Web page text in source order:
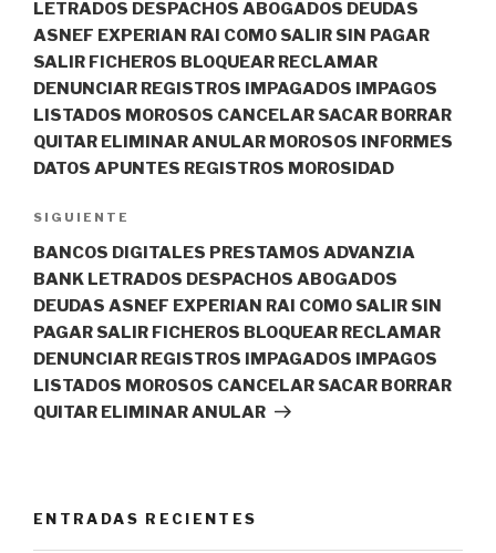
LETRADOS DESPACHOS ABOGADOS DEUDAS
ASNEF EXPERIAN RAI COMO SALIR SIN PAGAR
SALIR FICHEROS BLOQUEAR RECLAMAR
DENUNCIAR REGISTROS IMPAGADOS IMPAGOS
LISTADOS MOROSOS CANCELAR SACAR BORRAR
QUITAR ELIMINAR ANULAR MOROSOS INFORMES
DATOS APUNTES REGISTROS MOROSIDAD
Siguiente
entrada
SIGUIENTE
BANCOS DIGITALES PRESTAMOS ADVANZIA
BANK LETRADOS DESPACHOS ABOGADOS
DEUDAS ASNEF EXPERIAN RAI COMO SALIR SIN
PAGAR SALIR FICHEROS BLOQUEAR RECLAMAR
DENUNCIAR REGISTROS IMPAGADOS IMPAGOS
LISTADOS MOROSOS CANCELAR SACAR BORRAR
QUITAR ELIMINAR ANULAR
ENTRADAS RECIENTES